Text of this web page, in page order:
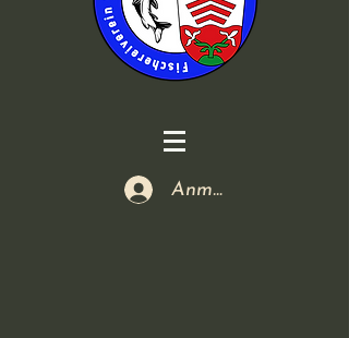
Anmelden